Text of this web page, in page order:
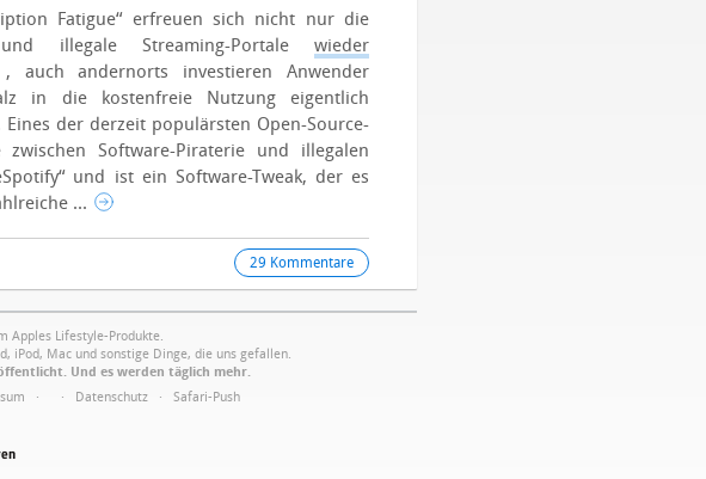
Fatigue“ erfreuen sich nicht nur die
und illegale Streaming-Portale wieder
andernorts investieren Anwender
in die kostenfreie Nutzung eigentlich
Eines der derzeit populärsten Open-Source-
Software-Piraterie und illegalen
und ist ein Software-Tweak, der es
...
29 Kommentare
Apples Lifestyle-Produkte.
iPod, Mac und sonstige Dinge, die uns gefallen.
Und es werden täglich mehr.
· · Datenschutz · Safari-Push